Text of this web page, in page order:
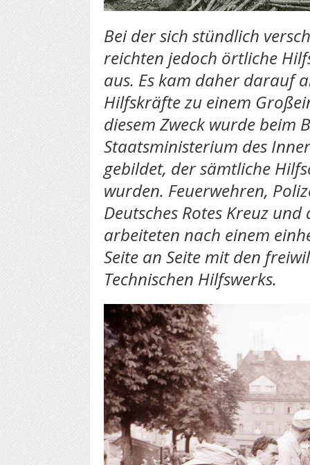
Bei der sich stündlich
reichten jedoch örtliche
aus. Es kam daher darauf
Hilfskräfte zu einem
diesem Zweck wurde beim
Staatsministerium des
gebildet, der sämtliche
wurden. Feuerwehren,
Deutsches Rotes Kreuz
arbeiteten nach einem
Seite an Seite mit den
Technischen Hilfswerks.